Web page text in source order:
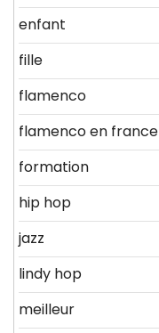
enfant
fille
flamenco
flamenco en france
formation
hip hop
jazz
lindy hop
meilleur